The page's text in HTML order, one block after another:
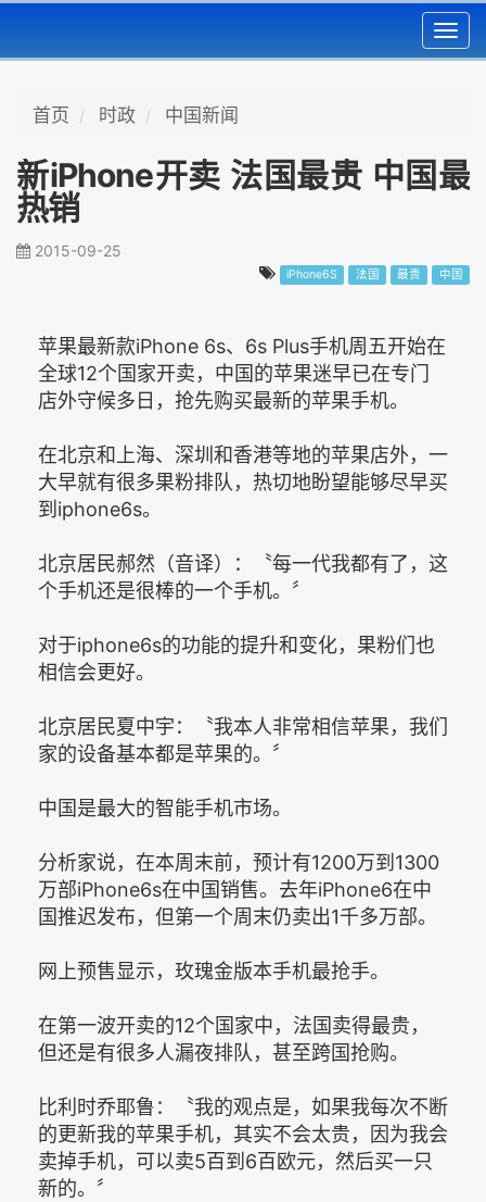
首页 时政 中国新闻
新iPhone开卖 法国最贵 中国最
热销
2015-09-25
iPhone6S 法国 最贵 中国
苹果最新款iPhone 6s、6s Plus手机周五开始在
全球12个国家开卖，中国的苹果迷早已在专门
店外守候多日，抢先购买最新的苹果手机。
在北京和上海、深圳和香港等地的苹果店外，一
大早就有很多果粉排队，热切地盼望能够尽早买
到iphone6s。
北京居民郝然（音译）：〝每一代我都有了，这
个手机还是很棒的一个手机。〞
对于iphone6s的功能的提升和变化，果粉们也
相信会更好。
北京居民夏中宇：〝我本人非常相信苹果，我们
家的设备基本都是苹果的。〞
中国是最大的智能手机市场。
分析家说，在本周末前，预计有1200万到1300
万部iPhone6s在中国销售。去年iPhone6在中
国推迟发布，但第一个周末仍卖出1千多万部。
网上预售显示，玫瑰金版本手机最抢手。
在第一波开卖的12个国家中，法国卖得最贵，
但还是有很多人漏夜排队，甚至跨国抢购。
比利时乔耶鲁：〝我的观点是，如果我每次不断
的更新我的苹果手机，其实不会太贵，因为我会
卖掉手机，可以卖5百到6百欧元，然后买一只
新的。〞